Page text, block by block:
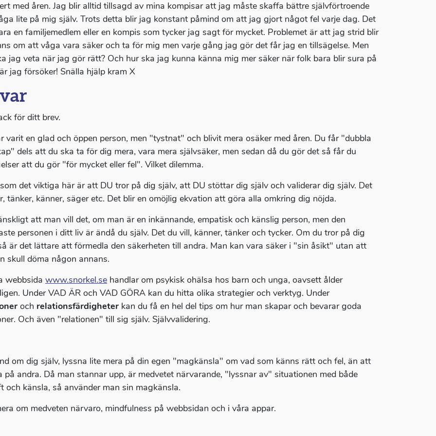
med åren. Jag blir alltid tillsagd av mina kompisar att jag måste skaffa bättre självförtroende
lite på mig själv. Trots detta blir jag konstant påmind om att jag gjort något fel varje dag. Det
en familjemedlem eller en kompis som tycker jag sagt för mycket. Problemet är att jag strid blir
om att våga vara säker och ta för mig men varje gång jag gör det får jag en tillsägelse. Men
jag veta när jag gör rätt? Och hur ska jag kunna känna mig mer säker när folk bara blir sura på
jag försöker! Snälla hjälp kram X
för ditt brev.
varit en glad och öppen person, men "tystnat" och blivit mera osäker med åren. Du får "dubbla
dels att du ska ta för dig mera, vara mera självsäker, men sedan då du gör det så får du
att du gör "för mycket eller fel". Vilket dilemma.
det viktiga här är att DU tror på dig själv, att DU stöttar dig själv och validerar dig själv. Det
tänker, känner, säger etc. Det blir en omöjlig ekvation att göra alla omkring dig nöjda.
att man vill det, om man är en inkännande, empatisk och känslig person, men den
personen i ditt liv är ändå du själv. Det du vill, känner, tänker och tycker. Om du tror på dig
är det lättare att förmedla den säkerheten till andra. Man kan vara säker i "sin åsikt" utan att
skull döma någon annans.
webbsida www.snorkel.se handlar om psykisk ohälsa hos barn och unga, oavsett ålder
Under VAD ÄR och VAD GÖRA kan du hitta olika strategier och verktyg. Under
och relationsfärdigheter kan du få en hel del tips om hur man skapar och bevarar goda
Och även "relationen" till sig själv. Självvalidering.
om dig själv, lyssna lite mera på din egen "magkänsla" om vad som känns rätt och fel, än att
på andra. Då man stannar upp, är medvetet närvarande, "lyssnar av" situationen med både
och känsla, så använder man sin magkänsla.
om medveten närvaro, mindfulness på webbsidan och i våra appar.